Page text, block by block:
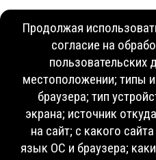
Продолжая
согласие на
пользовательских
местоположении; типы
браузера; тип
экрана; источник
на сайт; с какого
язык ОС и браузера;